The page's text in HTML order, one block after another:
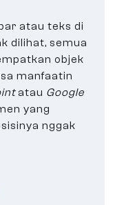
atau teks di
dilihat, semua
objek
manfaatin
atau Google
yang
nggak